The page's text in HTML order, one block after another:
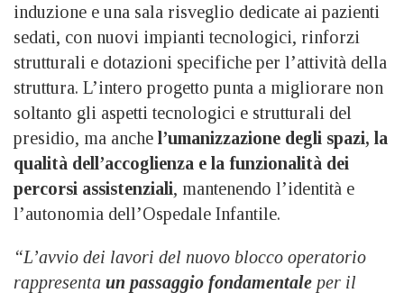
induzione e una sala risveglio dedicate ai pazienti
sedati, con nuovi impianti tecnologici, rinforzi
strutturali e dotazioni specifiche per l’attività della
struttura. L’intero progetto punta a migliorare non
soltanto gli aspetti tecnologici e strutturali del
presidio, ma anche l’umanizzazione degli spazi, la
qualità dell’accoglienza e la funzionalità dei
percorsi assistenziali, mantenendo l’identità e
l’autonomia dell’Ospedale Infantile.
“L’avvio dei lavori del nuovo blocco operatorio
rappresenta un passaggio fondamentale per il